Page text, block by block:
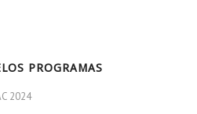
PROGRAMAS
2024